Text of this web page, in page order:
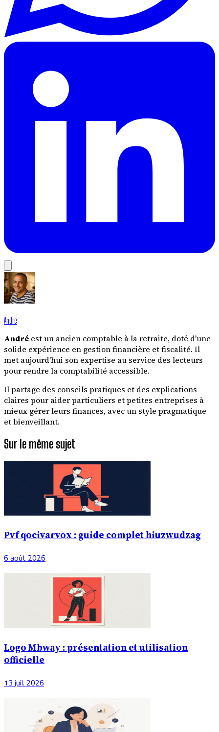
André
André est un ancien comptable à la retraite, doté d'une
solide expérience en gestion financière et fiscalité. Il
met aujourd'hui son expertise au service des lecteurs
pour rendre la comptabilité accessible.
Il partage des conseils pratiques et des explications
claires pour aider particuliers et petites entreprises à
mieux gérer leurs finances, avec un style pragmatique
et bienveillant.
Sur le même sujet
Pvf qocivarvox : guide complet hiuzwudzag
6 août 2026
Logo Mbway : présentation et utilisation
officielle
13 juil. 2026